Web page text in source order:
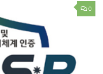
0